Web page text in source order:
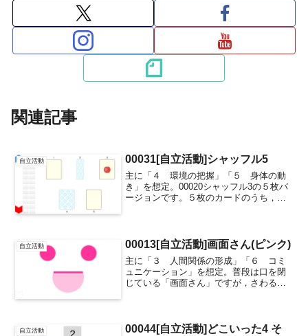
関連記事
自立活動 00031[自立活動]シャッフル5
主に「４ 環境の把握」「５ 身体の動
き」を想定。00020シャッフル3の５枚バ
ージョンです。５枚のカードのうち，１
の絵はどのカードでし...
自立活動 00013[自立活動]画面さん(ピンク)
主に「３ 人間関係の形成」「６ コミ
ュニケーション」を想定。普段は口を閉
じている「画面さん」ですが，さわると
の入ったスマホやタブレット...
自立活動
00044[自立活動]どこいった4 そ